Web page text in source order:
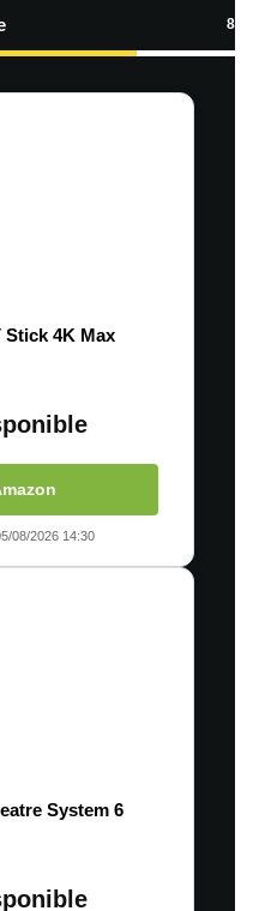
8
Stick 4K Max
08/2026 14:30
System 6